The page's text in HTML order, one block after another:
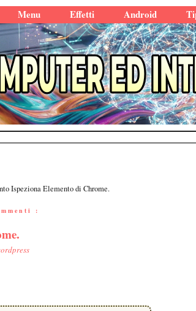
Menu Effetti Android
Ispeziona Elemento di Chrome.
: